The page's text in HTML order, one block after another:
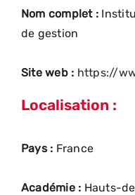
Nom complet :
de gestion
Site web : https://
Localisation :
Pays : France
Académie : Hauts-